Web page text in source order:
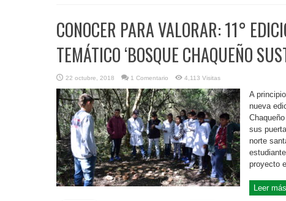
CONOCER PARA VALORAR: 11°
TEMÁTICO ‘BOSQUE CHAQUEÑO
22 octubre, 2018 1 Comentario 4,113 Visitas
A
nueva
sus
norte
proyecto
Leer